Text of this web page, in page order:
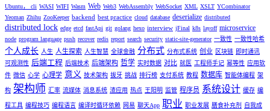
Ubuntu， cli WASI WIFI Wasm Web Web3 WebAssembly WebSocket XML XSLT YCombinator
Yeoman Zhihu ZooKeeper backend best practice cloud database deserialize distributed
distributed lock edge etcd fastApi git golang hexo interview jFinal k8s layoff microservice
node program language push recover redis report search security static-site-generator 一致性 一致性哈希
个人成长 人生 人生探索 人生智慧 全球金融 分布式 分布式系统 创业 区块链 即时通讯
可观测性 后端工程 后端技术 后端架构 哲学 实时数据 对比 就医 工程师手记 幂等性 应用软
件 微信 心学 心理学 意义 技术架构 拔牙 挑战 排行榜 支付系统 教程 数据库 智能体编程 架
构 架构师 汇率 流媒体 消息系统 渣应用 热点 王阳明 监管 程序员 系统设计 缓存 编
程工具 编程技巧 编程语言 编译时循环依赖 网易 聊天App 职业 职业发展 膳食补充剂
自我成